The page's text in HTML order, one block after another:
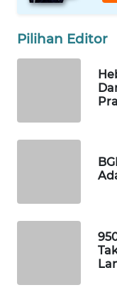
Pilihan Editor
Wahana
Media
Group
TANI
INFRASTRUKTUR
WAHANA